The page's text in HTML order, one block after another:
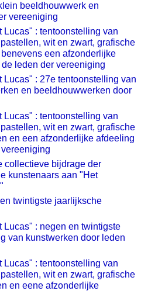
beeldhouwwerk en
vereeniging
Lucas" : tentoonstelling van
wit en zwart, grafische
een afzonderlijke
leden der vereeniging
Lucas" : 27e tentoonstelling van
en beeldhouwwerken door
Lucas" : tentoonstelling van
wit en zwart, grafische
en een afzonderlijke afdeeling
collectieve bijdrage der
kunstenaars aan "Het
twintigste jaarlijksche
Lucas" : negen en twintigste
van kunstwerken door leden
Lucas" : tentoonstelling van
wit en zwart, grafische
en eene afzonderlijke